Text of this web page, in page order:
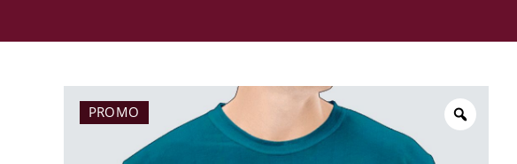
PROMO